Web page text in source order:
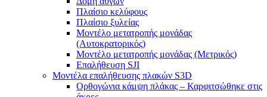
Πλαίσιο κελύφους
Πλαίσιο ξυλείας
Μοντέλο μετατροπής μονάδας
(Αυτοκρατορικός)
Μοντέλο μετατροπής μονάδας (Μετρικός)
Επαλήθευση SJI
Μοντέλα επαλήθευσης πλακών S3D
Ορθογώνια κάμψη πλάκας – Καρφιτσώθηκε στις